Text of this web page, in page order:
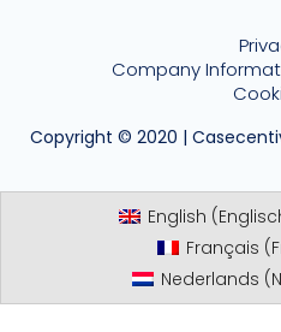
Company
Copyright © 2020 |
English (
Français (
Nederlands (